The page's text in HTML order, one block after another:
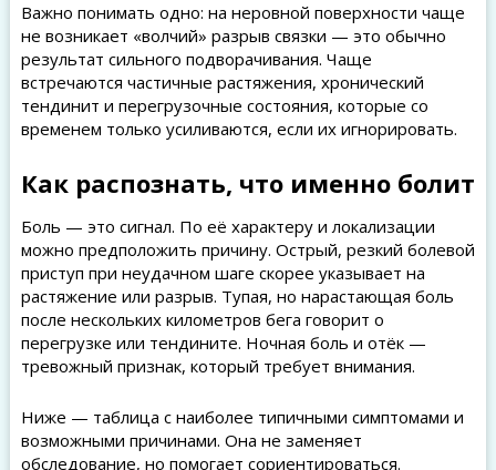
Важно понимать одно: на неровной поверхности чаще
не возникает «волчий» разрыв связки — это обычно
результат сильного подворачивания. Чаще
встречаются частичные растяжения, хронический
тендинит и перегрузочные состояния, которые со
временем только усиливаются, если их игнорировать.
Как распознать, что именно болит
Боль — это сигнал. По её характеру и локализации
можно предположить причину. Острый, резкий болевой
приступ при неудачном шаге скорее указывает на
растяжение или разрыв. Тупая, но нарастающая боль
после нескольких километров бега говорит о
перегрузке или тендините. Ночная боль и отёк —
тревожный признак, который требует внимания.
Ниже — таблица с наиболее типичными симптомами и
возможными причинами. Она не заменяет
обследование, но помогает сориентироваться.